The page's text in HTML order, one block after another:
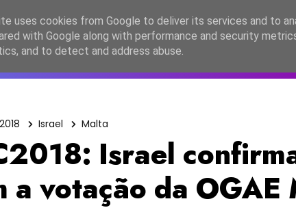
ESC2027 JESC2026 FC2026 EASC2026
Israel Malta
Israel
a votação da OGAE
uses cookies from Google to deliver its services and to
with Google along with performance and security
and to detect and address abuse.